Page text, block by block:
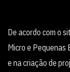
De acordo com o
Micro e Pequenas
e na criação de